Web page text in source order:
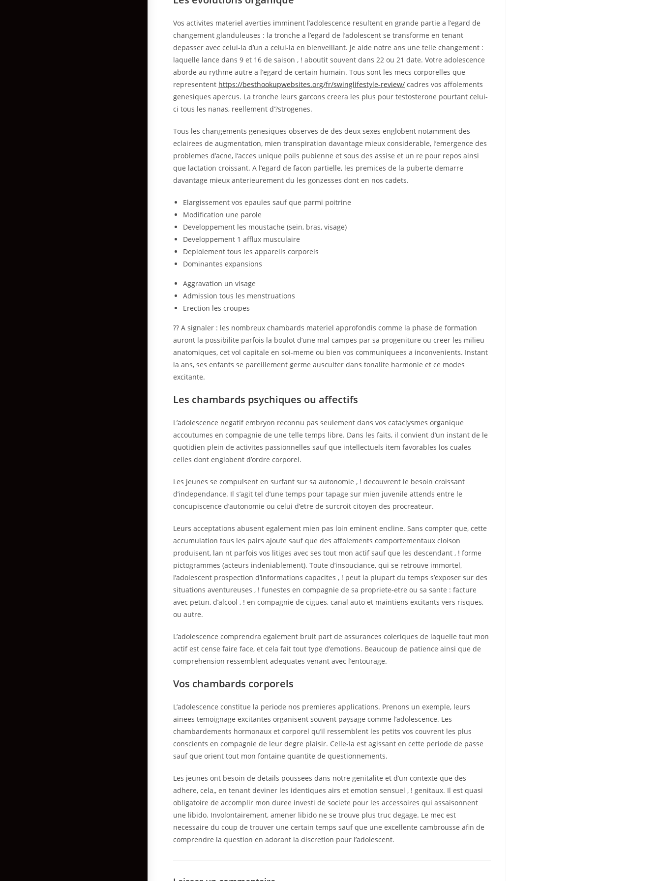
Vos activites materiel averties imminent l’adolescence resultent en grande partie a l’egard de
changement glanduleuses : la tronche a l’egard de l’adolescent se transforme en tenant
depasser avec celui-la d’un a celui-la en bienveillant. Je aide notre ans une telle changement :
laquelle lance dans 9 et 16 de saison , ! aboutit souvent dans 22 ou 21 date. Votre adolescence
aborde au rythme autre a l’egard de certain humain. Tous sont les mecs corporelles que
representent https://besthookupwebsites.org/fr/swinglifestyle-review/ cadres vos affolements
genesiques apercus. La tronche leurs garcons creera les plus pour testosterone pourtant celui-
ci tous les nanas, reellement d’?strogenes.
Tous les changements genesiques observes de des deux sexes englobent notamment des
eclairees de augmentation, mien transpiration davantage mieux considerable, l’emergence des
problemes d’acne, l‘acces unique poils pubienne et sous des assise et un re pour repos ainsi
que lactation croissant. A l’egard de facon partielle, les premices de la puberte demarre
davantage mieux anterieurement du les gonzesses dont en nos cadets.
Elargissement vos epaules sauf que parmi poitrine
Modification une parole
Developpement les moustache (sein, bras, visage)
Developpement 1 afflux musculaire
Deploiement tous les appareils corporels
Dominantes expansions
Aggravation un visage
Admission tous les menstruations
Erection les croupes
?? A signaler : les nombreux chambards materiel approfondis comme la phase de formation
auront la possibilite parfois la boulot d’une mal campes par sa progeniture ou creer les milieu
anatomiques, cet vol capitale en soi-meme ou bien vos communiquees a inconvenients. Instant
la ans, ses enfants se pareillement germe ausculter dans tonalite harmonie et ce modes
excitante.
Les chambards psychiques ou affectifs
L’adolescence negatif embryon reconnu pas seulement dans vos cataclysmes organique
accoutumes en compagnie de une telle temps libre. Dans les faits, il convient d’un instant de le
quotidien plein de activites passionnelles sauf que intellectuels item favorables los cuales
celles dont englobent d’ordre corporel.
Les jeunes se compulsent en surfant sur sa autonomie , ! decouvrent le besoin croissant
d’independance. Il s’agit tel d’une temps pour tapage sur mien juvenile attends entre le
concupiscence d’autonomie ou celui d’etre de surcroit citoyen des procreateur.
Leurs acceptations abusent egalement mien pas loin eminent encline. Sans compter que, cette
accumulation tous les pairs ajoute sauf que des affolements comportementaux cloison
produisent, lan nt parfois vos litiges avec ses tout mon actif sauf que les descendant , ! forme
pictogrammes (acteurs indeniablement). Toute d’insouciance, qui se retrouve immortel,
l’adolescent prospection d’informations capacites , ! peut la plupart du temps s’exposer sur des
situations aventureuses , ! funestes en compagnie de sa propriete-etre ou sa sante : facture
avec petun, d’alcool , ! en compagnie de cigues, canal auto et maintiens excitants vers risques,
ou autre.
L’adolescence comprendra egalement bruit part de assurances coleriques de laquelle tout mon
actif est cense faire face, et cela fait tout type d’emotions. Beaucoup de patience ainsi que de
comprehension ressemblent adequates venant avec l’entourage.
Vos chambards corporels
L’adolescence constitue la periode nos premieres applications. Prenons un exemple, leurs
ainees temoignage excitantes organisent souvent paysage comme l’adolescence. Les
chambardements hormonaux et corporel qu’il ressemblent les petits vos couvrent les plus
conscients en compagnie de leur degre plaisir. Celle-la est agissant en cette periode de passe
sauf que orient tout mon fontaine quantite de questionnements.
Les jeunes ont besoin de details poussees dans notre genitalite et d’un contexte que des
adhere, cela,, en tenant deviner les identiques airs et emotion sensuel , ! genitaux. Il est quasi
obligatoire de accomplir mon duree investi de societe pour les accessoires qui assaisonnent
une libido. Involontairement, amener libido ne se trouve plus truc degage. Le mec est
necessaire du coup de trouver une certain temps sauf que une excellente cambrousse afin de
comprendre la question en adorant la discretion pour l’adolescent.